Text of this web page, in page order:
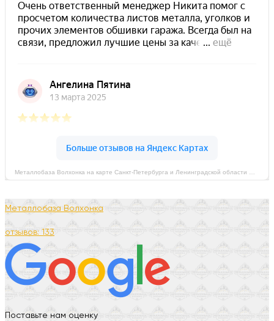
Металлобаза Волхонка
отзывов: 133
Поставьте нам оценку